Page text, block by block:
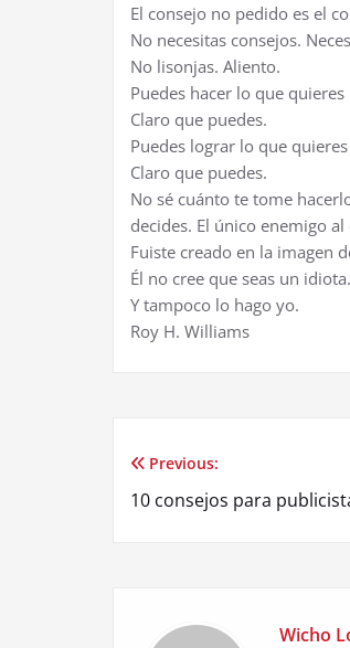
El consejo no pedido es el
No necesitas consejos.
No lisonjas. Aliento.
Puedes hacer lo que quieres
Claro que puedes.
Puedes lograr lo que
Claro que puedes.
No sé cuánto te tome
decides. El único enemigo
Fuiste creado en la imagen
Él no cree que seas un idiota.
Y tampoco lo hago yo.
Roy H. Williams
Post
Previous:
10 consejos para
Wicho